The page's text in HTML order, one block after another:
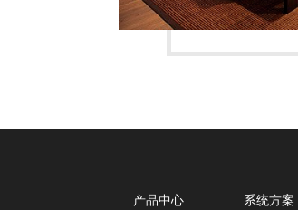
产品中心 系统方案